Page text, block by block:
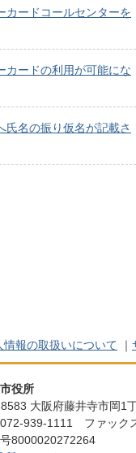
カードコールセンターを
カードの利用が可能にな
氏名の振り仮名が記載さ
情報の取扱いについて ｜
役所
大阪府藤井寺市岡1
072-939-1111 ファック
8000020272264